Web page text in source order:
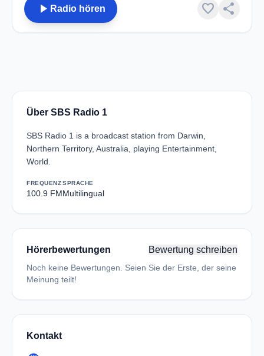
play_arrow Radio hören favorite share
Über SBS Radio 1
SBS Radio 1 is a broadcast station from Darwin,
Northern Territory, Australia, playing Entertainment,
World.
FREQUENZ
100.9 FM
SPRACHE
Multilingual
Hörerbewertungen Bewertung schreiben
Noch keine Bewertungen. Seien Sie der Erste, der seine
Meinung teilt!
Kontakt